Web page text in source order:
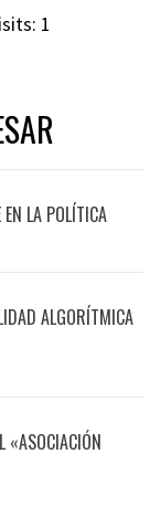
1
EN LA POLÍTICA
ALGORÍTMICA
«ASOCIACIÓN